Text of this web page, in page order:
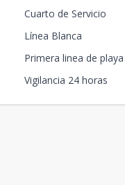
Cuarto de Servicio
Línea Blanca
Primera linea de playa
Vigilancia 24 horas